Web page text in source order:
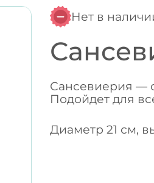
Нет в
Сансевиерия —
Подойдет для
Диаметр 21 см,